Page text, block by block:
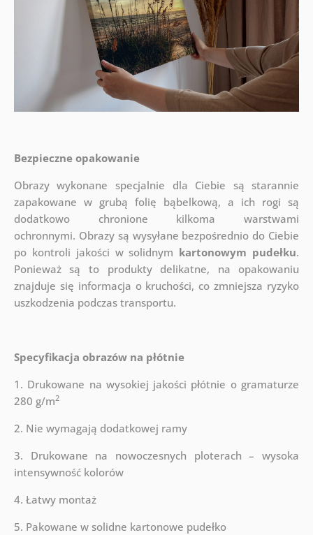
Bezpieczne opakowanie
Obrazy wykonane specjalnie dla Ciebie są starannie
zapakowane w grubą folię bąbelkową, a ich rogi są
dodatkowo chronione kilkoma warstwami
ochronnymi. Obrazy są wysyłane bezpośrednio do Ciebie
po kontroli jakości w solidnym kartonowym pudełku.
Ponieważ są to produkty delikatne, na opakowaniu
znajduje się informacja o kruchości, co zmniejsza ryzyko
uszkodzenia podczas transportu.
Specyfikacja obrazów na płótnie
1. Drukowane na wysokiej jakości płótnie o gramaturze
280 g/m2
2. Nie wymagają dodatkowej ramy
3. Drukowane na nowoczesnych ploterach – wysoka
intensywność kolorów
4. Łatwy montaż
5. Pakowane w solidne kartonowe pudełko